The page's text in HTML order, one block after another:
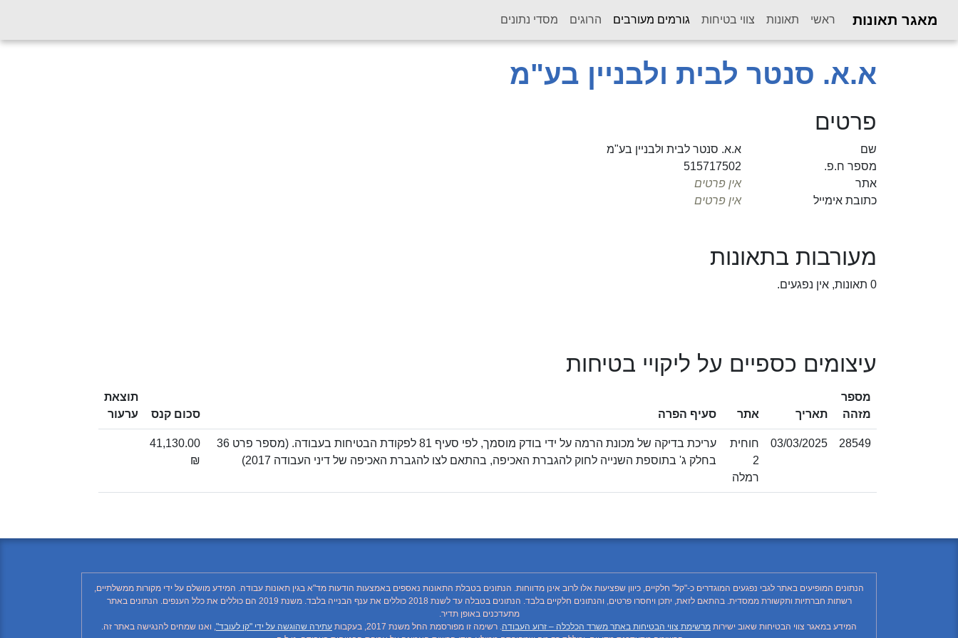
מאגר תאונות ראשי תאונות צווי בטיחות גורמים מעורבים הרוגים מסדי נתונים
א.א. סנטר לבית ולבניין בע"מ
פרטים
שם
א.א. סנטר לבית ולבניין בע"מ
מספר ח.פ.
515717502
אתר
אין פרטים
כתובת אימייל
אין פרטים
מעורבות בתאונות
0 תאונות, אין נפגעים.
עיצומים כספיים על ליקויי בטיחות
מספר
מזהה
תאריך אתר סעיף הפרה סכום קנס
תוצאת
ערעור
28549
03/03/2025
חוחית
2
רמלה
עריכת בדיקה של מכונת הרמה על ידי בודק מוסמך, לפי סעיף 81 לפקודת הבטיחות בעבודה. (מספר פרט 36
בחלק ג' בתוספת השנייה לחוק להגברת האכיפה, בהתאם לצו להגברת האכיפה של דיני העבודה 2017)
41,130.00
₪
הנתונים המופיעים באתר לגבי נפגעים המוגדרים כ-"קל" חלקיים, כיוון שפציעות אלו לרוב אינן מדווחות. הנתונים בטבלת התאונות נאספים באמצעות הודעות מד"א בגין תאונות עבודה. המידע מושלם על ידי מקורות ממשלתיים,
רשתות חברתיות ותקשורת ממסדית. בהתאם לזאת, יתכן ויחסרו פרטים, והנתונים חלקיים בלבד. הנתונים בטבלה עד לשנת 2018 כוללים את ענף הבנייה בלבד. משנת 2019 הם כוללים את כלל הענפים. הנתונים באתר
מתעדכנים באופן תדיר.
המידע במאגר צווי הבטיחות שאוב ישירות מרשימת צווי הבטיחות באתר משרד הכלכלה – זרוע העבודה. רשימה זו מפורסמת החל משנת 2017, בעקבות עתירה שהוגשה על ידי "קו לעובד", ואנו שמחים להנגישה באתר זה.